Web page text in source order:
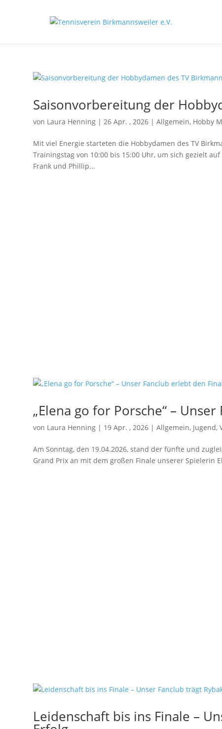
Saisonvorbereitung der
von Laura Henning |26 Apr. , 2026 |Allgemein, Hobby
Mit viel Energie starteten die Hobbydamen des TV
Trainingstag von 10:00 bis 15:00 Uhr, um sich gezielt
Frank und Phillip...
„Elena go for Porsche“ –
von Laura Henning | 19 Apr. , 2026 |Allgemein, Jugend,
Am Sonntag, den 19.04.2026, stand der fünfte und
Grand Prix an mit dem großen Finale unserer Spielerin
Leidenschaft bis ins Finale –